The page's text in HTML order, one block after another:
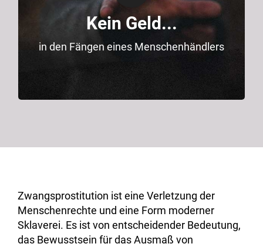
Kein Geld...
in den Fängen eines Menschenhändlers
Essen, keine Hygieneartikel, keine
Fahrkarte. Sie sind zu 100% abhängig von
ihren „Besitzern“.
Zwangsprostitution ist eine Verletzung der
Menschenrechte und eine Form moderner
Sklaverei. Es ist von entscheidender Bedeutung,
das Bewusstsein für das Ausmaß von